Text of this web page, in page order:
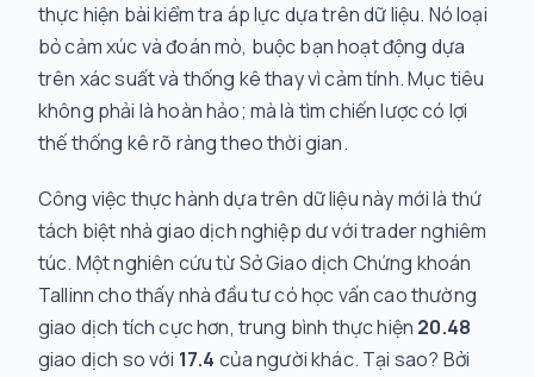
thực hiện bài kiểm tra áp lực dựa trên dữ liệu. Nó loại
bỏ cảm xúc và đoán mò, buộc bạn hoạt động dựa
trên xác suất và thống kê thay vì cảm tính. Mục tiêu
không phải là hoàn hảo; mà là tìm chiến lược có lợi
thế thống kê rõ ràng theo thời gian.
Công việc thực hành dựa trên dữ liệu này mới là thứ
tách biệt nhà giao dịch nghiệp dư với trader nghiêm
túc. Một nghiên cứu từ Sở Giao dịch Chứng khoán
Tallinn cho thấy nhà đầu tư có học vấn cao thường
giao dịch tích cực hơn, trung bình thực hiện 20.48
giao dịch so với 17.4 của người khác. Tại sao? Bởi